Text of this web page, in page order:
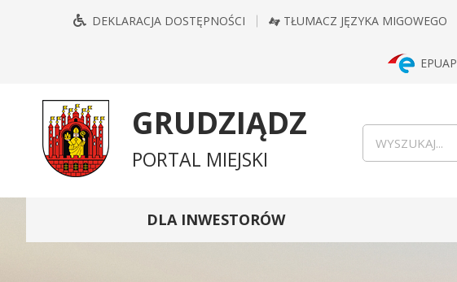
DEKLARACJA DOSTĘPNOŚCI TŁUMACZ JĘZYKA MIGOWEGO
EPUAP
GRUDZIĄDZ
PORTAL MIEJSKI
DLA INWESTORÓW